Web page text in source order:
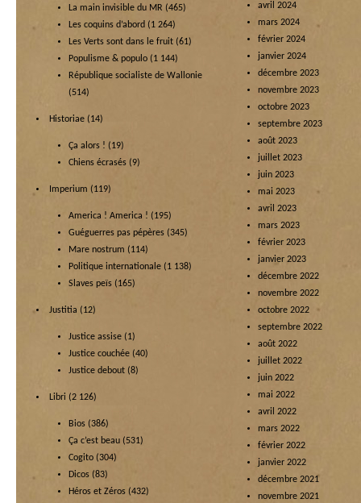
La main invisible du MR (465)
Les coquins d’abord (1 264)
Les Verts sont dans le fruit (61)
Populisme & populo (1 144)
République socialiste de Wallonie
(514)
Historiae (14)
Ça alors ! (19)
Chiens écrasés (9)
Imperium (119)
America ! America ! (195)
Guéguerres pas pépères (345)
Mare nostrum (114)
Politique internationale (1 138)
Slaves peïs (165)
Justitia (12)
Justice assise (1)
Justice couchée (40)
Justice debout (8)
Libri (2 126)
Bios (386)
Ça c’est beau (531)
Cogito (304)
Dicos (83)
Héros et Zéros (432)
avril 2024
mars 2024
février 2024
janvier 2024
décembre 2023
novembre 2023
octobre 2023
septembre 2023
août 2023
juillet 2023
juin 2023
mai 2023
avril 2023
mars 2023
février 2023
janvier 2023
décembre 2022
novembre 2022
octobre 2022
septembre 2022
août 2022
juillet 2022
juin 2022
mai 2022
avril 2022
mars 2022
février 2022
janvier 2022
décembre 2021
novembre 2021